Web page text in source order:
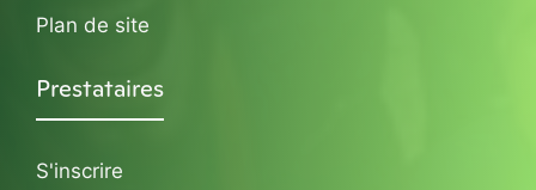
Plan de site
Prestataires
S'inscrire